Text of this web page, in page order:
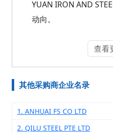
YUAN IRON AND
动向。
查看
其他采购商企业名录
1. ANHUAI FS CO LTD
2. QILU STEEL PTE LTD